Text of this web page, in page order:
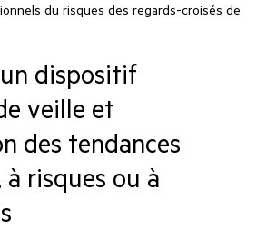
du risques des regards-croisés de
dispositif
veille et
des tendances
risques ou à